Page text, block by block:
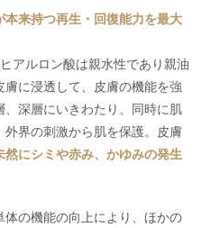
本来持つ再生・回復能力を最大
アルロン酸は親水性であり親油
に浸透して、皮膚の機能を強
深層にいきわたり、同時に肌
界の刺激から肌を保護。皮膚
然にシミや赤み、かゆみの発生
の機能の向上により、ほかの